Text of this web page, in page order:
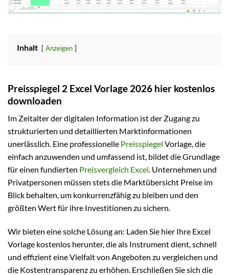
Inhalt Anzeigen
Preisspiegel 2 Excel Vorlage 2026 hier kostenlos
downloaden
Im Zeitalter der digitalen Information ist der Zugang zu
strukturierten und detaillierten Marktinformationen
unerlässlich. Eine professionelle Preisspiegel Vorlage, die
einfach anzuwenden und umfassend ist, bildet die Grundlage
für einen fundierten Preisvergleich Excel. Unternehmen und
Privatpersonen müssen stets die Marktübersicht Preise im
Blick behalten, um konkurrenzfähig zu bleiben und den
größten Wert für ihre Investitionen zu sichern.
Wir bieten eine solche Lösung an: Laden Sie hier Ihre Excel
Vorlage kostenlos herunter, die als Instrument dient, schnell
und effizient eine Vielfalt von Angeboten zu vergleichen und
die Kostentransparenz zu erhöhen. Erschließen Sie sich die